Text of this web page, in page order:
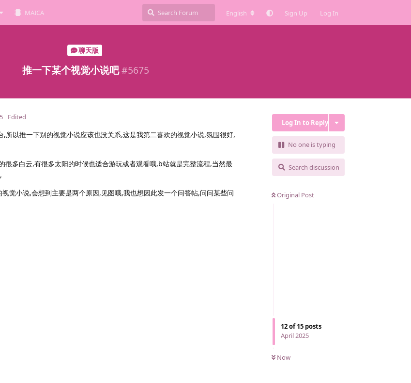
MAICA English Sign Up Log In
聊天版
推一下某个视觉小说吧#5675
Log In to Reply
No one is typing
Search discussion
Original Post
12of15 posts
April 2025
Now
Edited
以推一下别的视觉小说应该也没关系,这是我第二喜欢的视觉小说,氛围很好,
很多白云,有很多太阳的时候也适合游玩或者观看哦,b站就是完整流程,当然最
觉小说,会想到主要是两个原因,见图哦,我也想因此发一个问答帖,问问某些问